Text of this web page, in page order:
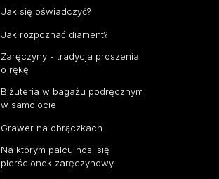
Jak się oświadczyć?
Jak rozpoznać diament?
Zaręczyny - tradycja proszenia
o rękę
Biżuteria w bagażu podręcznym
w samolocie
Grawer na obrączkach
Na którym palcu nosi się
pierścionek zaręczynowy